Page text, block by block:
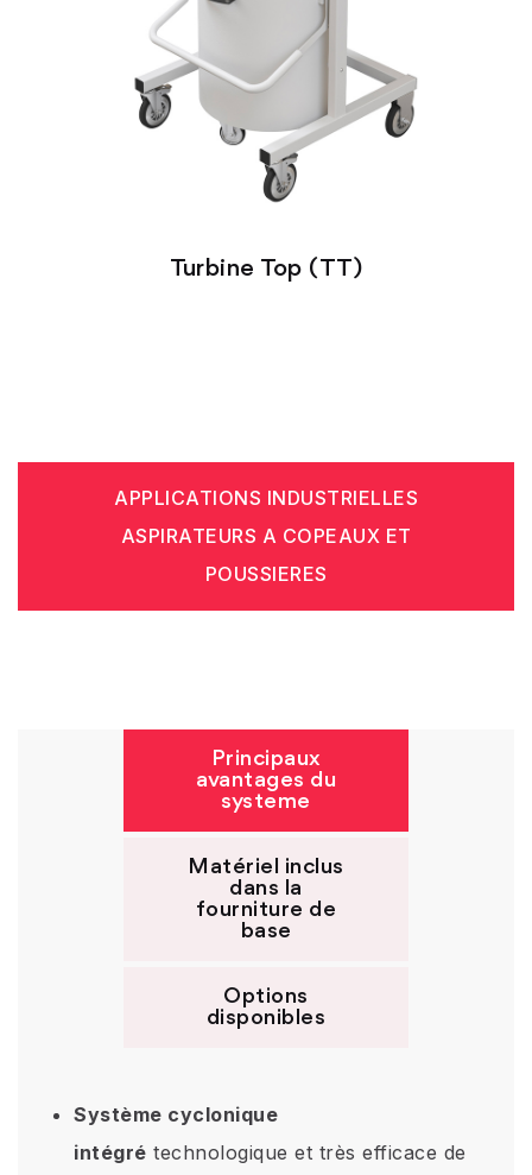
Turbine Top (TT)
APPLICATIONS INDUSTRIELLES
ASPIRATEURS A COPEAUX ET
POUSSIERES
Principaux
avantages du
systeme
Matériel inclus
dans la
fourniture de
base
Options
disponibles
Système cyclonique
intégré technologique et très efficace de